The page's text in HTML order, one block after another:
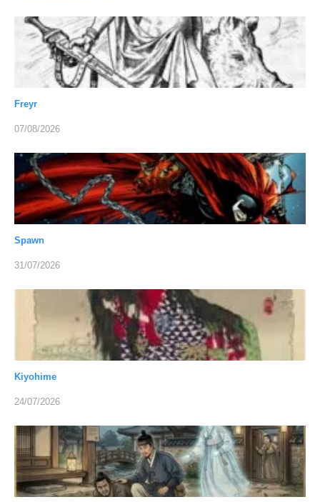
Freyr
07/08/2026
Spawn
31/07/2026
Kiyohime
24/07/2026